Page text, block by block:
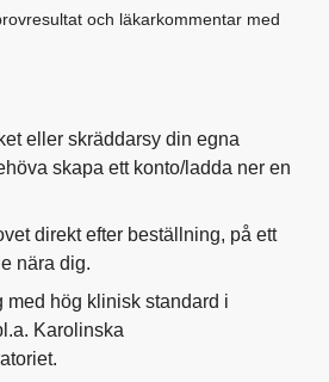
och läkarkommentar med
eller skräddarsy din egna
skapa ett konto/ladda ner en
direkt efter beställning, på ett
nära dig.
med hög klinisk standard i
Karolinska